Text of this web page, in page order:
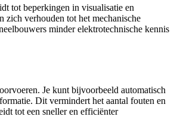
tot beperkingen in visualisatie en
verhouden tot het mechanische
minder elektrotechnische kennis
Je kunt bijvoorbeeld automatisch
Dit vermindert het aantal fouten en
tot een sneller en efficiënter